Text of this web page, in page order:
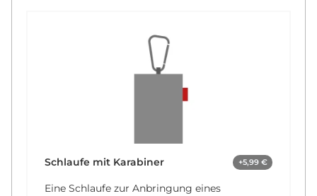
Schlaufe mit Karabiner +5,99 €
Eine Schlaufe zur Anbringung eines